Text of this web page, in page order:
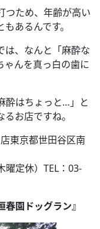
つため、年齢が高い
あるんです。
は、なんと「麻酔な
ゃんを真っ白の歯に
酔はちょっと…」と
お店ですね。
東京都世田谷区南
曜定休）TEL：03-
園ドッグラン』